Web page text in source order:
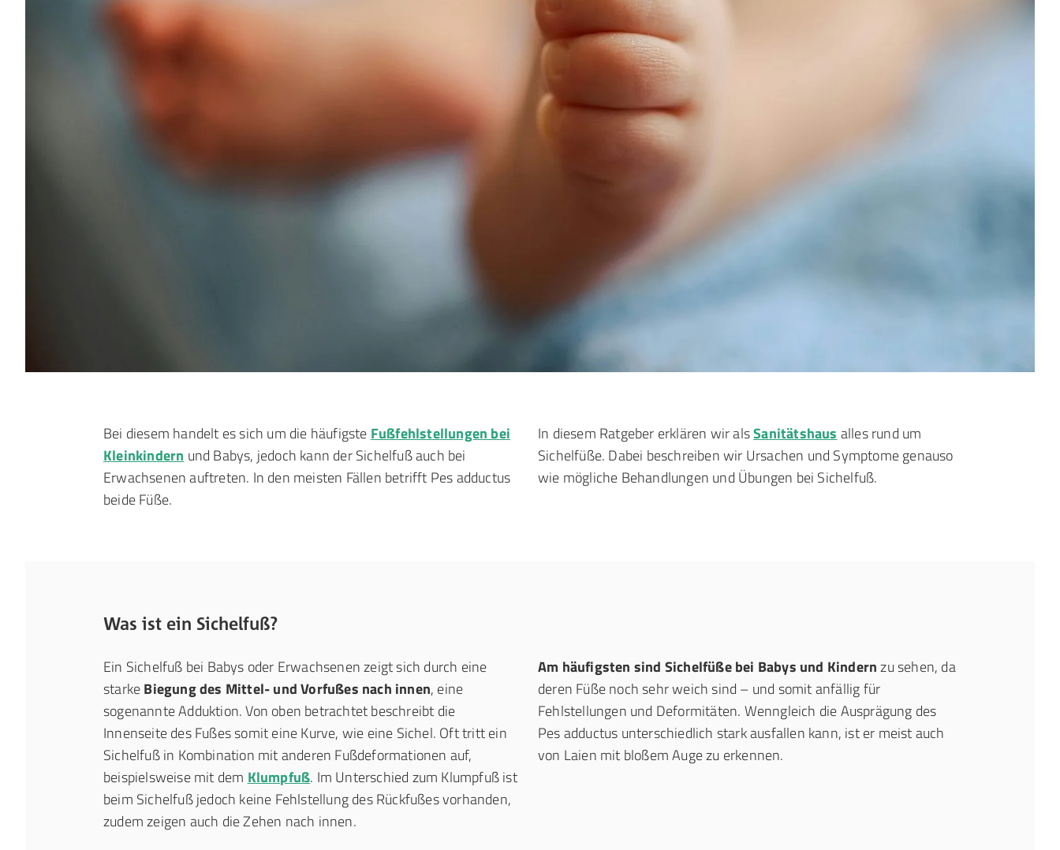
Bei diesem handelt es sich um die häufigste Fußfehlstellungen bei
Kleinkindern und Babys, jedoch kann der Sichelfuß auch bei
Erwachsenen auftreten. In den meisten Fällen betrifft Pes adductus
beide Füße.
In diesem Ratgeber erklären wir alsSanitätshaus alles rund um
Sichelfüße. Dabei beschreiben wir Ursachen und Symptome genauso
wie mögliche Behandlungen und Übungen bei Sichelfuß.
Was ist ein Sichelfuß?
Ein Sichelfuß bei Babys oder Erwachsenen zeigt sich durch eine
starkeBiegung des Mittel- und Vorfußes nach innen, eine
sogenannte Adduktion. Von oben betrachtet beschreibt die
Innenseite des Fußes somit eine Kurve, wie eine Sichel. Oft tritt ein
Sichelfuß in Kombination mit anderen Fußdeformationen auf,
beispielsweise mit dem Klumpfuß. Im Unterschied zum Klumpfuß ist
beim Sichelfuß jedoch keine Fehlstellung des Rückfußes vorhanden,
zudem zeigen auch die Zehen nach innen.
Am häufigsten sind Sichelfüße bei Babys und Kindernzu sehen, da
deren Füße noch sehr weich sind – und somit anfällig für
Fehlstellungen und Deformitäten. Wenngleich die Ausprägung des
Pes adductus unterschiedlich stark ausfallen kann, ist er meist auch
von Laien mit bloßem Auge zu erkennen.